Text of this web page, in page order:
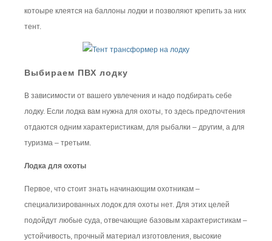
котоыре клеятся на баллоны лодки и позволяют крепить за них
тент.
Выбираем ПВХ лодку
В зависимости от вашего увлечения и надо подбирать себе
лодку. Если лодка вам нужна для охоты, то здесь предпочтения
отдаются одним характеристикам, для рыбалки – другим, а для
туризма – третьим.
Лодка для охоты
Первое, что стоит знать начинающим охотникам –
специализированных лодок для охоты нет. Для этих целей
подойдут любые суда, отвечающие базовым характеристикам –
устойчивость, прочный материал изготовления, высокие